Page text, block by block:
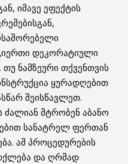
იმავე ეფექტის
დეკორატიული
თუ ნამზეური თქვენთვის
ყურადღებით
შეისწავლეთ.
ძალიან მტრობენ აბანო
სანატრელ ფერთან
ამ პროცედურების
და ღრმად